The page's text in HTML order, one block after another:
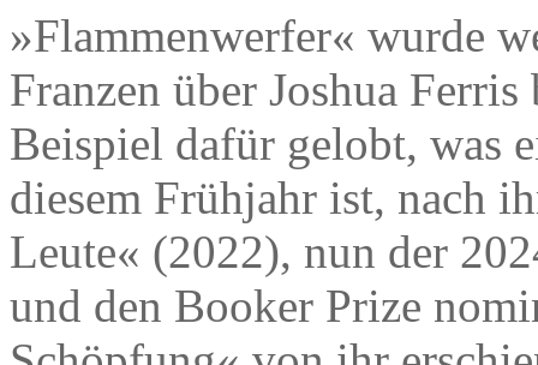
»Flammenwerfer« wurde
Franzen über Joshua
Beispiel dafür gelobt, was
diesem Frühjahr ist, nach
Leute« (2022), nun der
und den Booker Prize